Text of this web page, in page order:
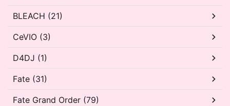
BLEACH (21)
CeVIO (3)
D4DJ (1)
Fate (31)
Fate Grand Order (79)